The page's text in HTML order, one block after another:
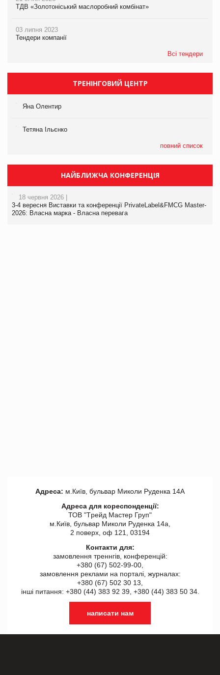
ТДВ «Золотоніський маслоробний комбінат»
03 липня 2023
Тендери компанії
Всі тендери
ТРЕНІНГОВИЙ ЦЕНТР
Яна Олентир
Тетяна Ільєнко
повний список
НАЙБЛИЖЧА КОНФЕРЕНЦІЯ
18 червня 2026 |
3-4 вересня Виставки та конференції PrivateLabel&FMCG Master-
2026: Власна марка - Власна перевага
Адреса: м.Київ, бульвар Миколи Руденка 14А
Адреса для кореспонденції:
ТОВ "Tрейд Мастер Груп"
м.Київ, бульвар Миколи Руденка 14а,
2 поверх, оф 121, 03194
Контакти для:
замовлення треннгів, конференцій:
+380 (67) 502-99-00,
замовлення реклами на порталі, журналах:
+380 (67) 502 30 13,
інші питання: +380 (44) 383 92 39, +380 (44) 383 50 34.
написати нам